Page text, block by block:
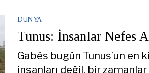
DÜNYA
Tunus: İnsanlar Nefes
Gabès bugün Tunus’un en
insanları değil, bir zamanlar